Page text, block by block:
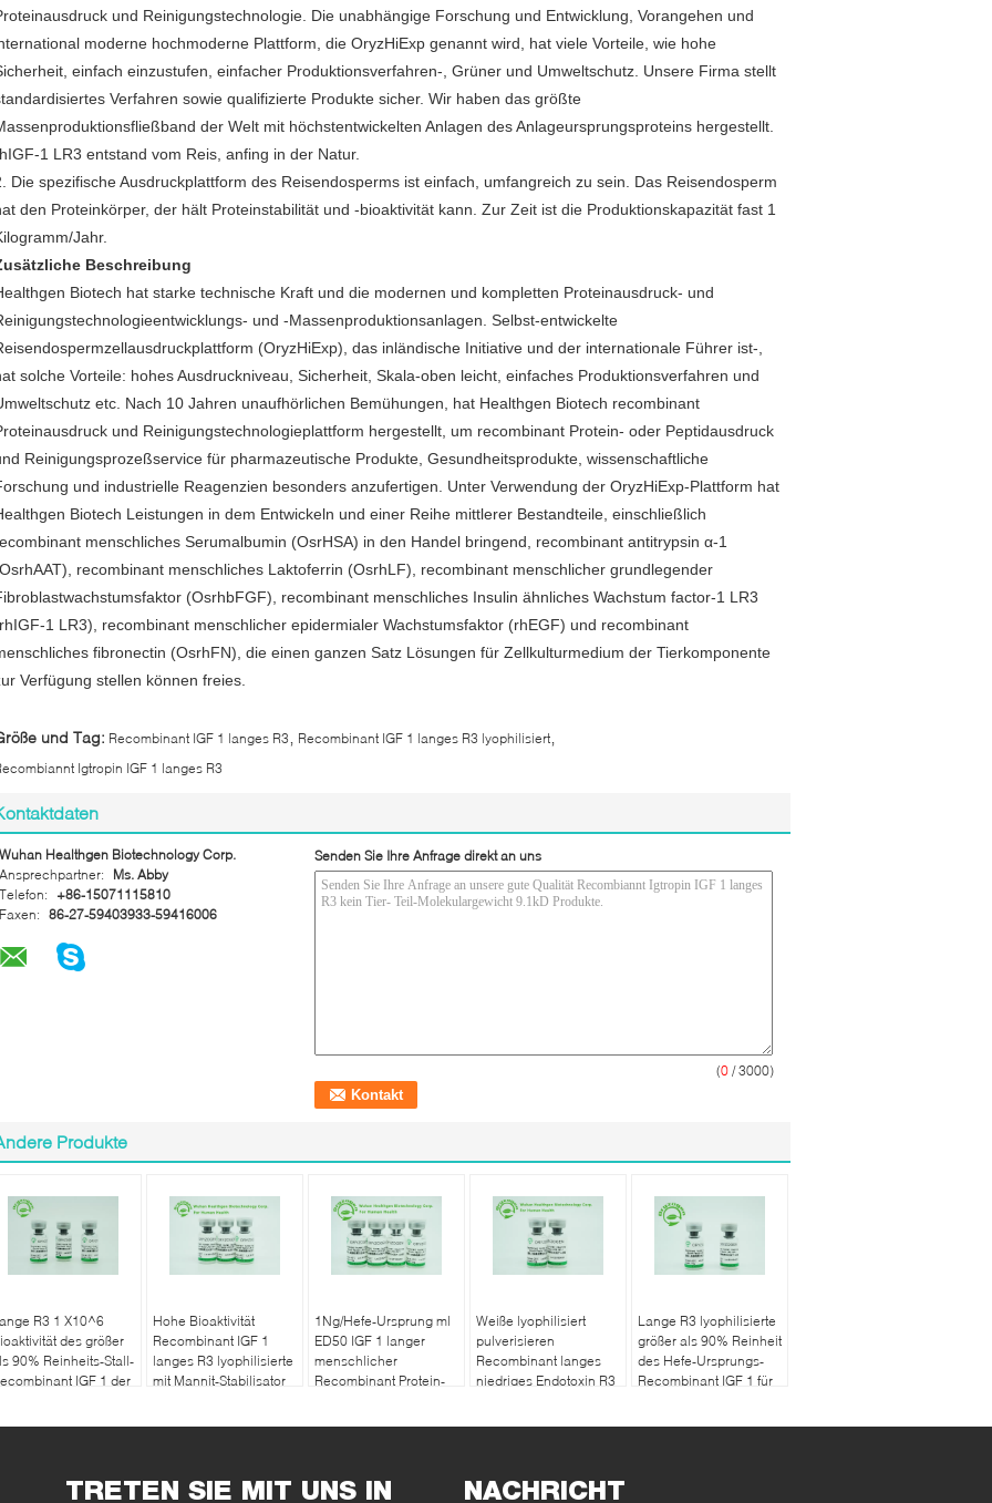
und Reinigungstechnologie. Die unabhängige Forschung und Entwicklung, Vorangehen und
moderne hochmoderne Plattform, die OryzHiExp genannt wird, hat viele Vorteile, wie hohe
einfach einzustufen, einfacher Produktionsverfahren-, Grüner und Umweltschutz. Unsere Firma stellt
Verfahren sowie qualifizierte Produkte sicher. Wir haben das größte
der Welt mit höchstentwickelten Anlagen des Anlageursprungsproteins hergestellt.
1 LR3 entstand vom Reis, anfing in der Natur.
Die spezifische Ausdruckplattform des Reisendosperms ist einfach, umfangreich zu sein. Das Reisendosperm
den Proteinkörper, der hält Proteinstabilität und -bioaktivität kann. Zur Zeit ist die Produktionskapazität fast 1
Jahr.
Beschreibung
Biotech hat starke technische Kraft und die modernen und kompletten Proteinausdruck- und
und -Massenproduktionsanlagen. Selbst-entwickelte
(OryzHiExp), das inländische Initiative und der internationale Führer ist-,
solche Vorteile: hohes Ausdruckniveau, Sicherheit, Skala-oben leicht, einfaches Produktionsverfahren und
etc. Nach 10 Jahren unaufhörlichen Bemühungen, hat Healthgen Biotech recombinant
und Reinigungstechnologieplattform hergestellt, um recombinant Protein- oder Peptidausdruck
Reinigungsprozeßservice für pharmazeutische Produkte, Gesundheitsprodukte, wissenschaftliche
und industrielle Reagenzien besonders anzufertigen. Unter Verwendung der OryzHiExp-Plattform hat
Biotech Leistungen in dem Entwickeln und einer Reihe mittlerer Bestandteile, einschließlich
menschliches Serumalbumin (OsrHSA) in den Handel bringend, recombinant antitrypsin α-1
recombinant menschliches Laktoferrin (OsrhLF), recombinant menschlicher grundlegender
(OsrhbFGF), recombinant menschliches Insulin ähnliches Wachstum factor-1 LR3
1 LR3), recombinant menschlicher epidermialer Wachstumsfaktor (rhEGF) und recombinant
fibronectin (OsrhFN), die einen ganzen Satz Lösungen für Zellkulturmedium der Tierkomponente
Verfügung stellen können freies.
und Tag: Recombinant IGF 1 langes R3 Recombinant IGF 1 langes R3 lyophilisiert
Igtropin IGF 1 langes R3
Wuhan Healthgen Biotechnology Corp.
Ansprechpartner:
Ms. Abby
Telefon:
+86-15071115810
Faxen: 86-27-59403933-59416006
Senden Sie Ihre Anfrage direkt an uns
(0 / 3000)
Produkte
R3 1 X10^6
des größer
90% Reinheits-Stall-
IGF 1 der
Hohe Bioaktivität
Recombinant IGF 1
langes R3 lyophilisierte
mit Mannit-Stabilisator
1Ng/Hefe-Ursprung ml
ED50 IGF 1 langer
menschlicher
Recombinant Protein-
Weiße lyophilisiert
pulverisieren
Recombinant langes
niedriges Endotoxin R3
Lange R3 lyophilisierte
größer als 90% Reinheit
des Hefe-Ursprungs-
Recombinant IGF 1 für
TRETEN SIE MIT UNS IN NACHRICHT